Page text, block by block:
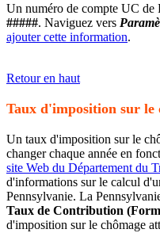
Un numéro de compte UC de
#####. Naviguez vers
ajouter cette information.
Retour en haut
Taux d'imposition sur le
Un taux d'imposition sur le
changer chaque année en
site Web du Département du
d'informations sur le calcul
Pennsylvanie. La
Taux de Contribution
d'imposition sur le chômage